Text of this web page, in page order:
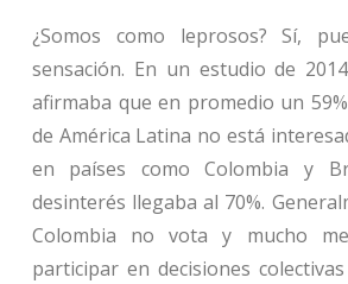
¿Somos como leprosos? Sí,
sensación. En un estudio de
afirmaba que en promedio un
de América Latina no está
en países como Colombia y
desinterés llegaba al 70%.
Colombia no vota y mucho
participar en decisiones